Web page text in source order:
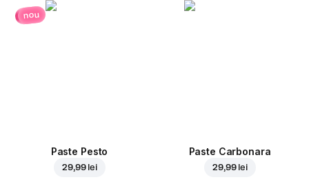
nou
Paste Pesto
29,99 lei
Paste Carbonara
29,99 lei